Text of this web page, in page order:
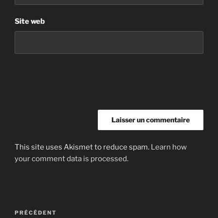
Site web
This site uses Akismet to reduce spam. Learn how
your comment data is processed.
Navigation
Article
PRÉCÉDENT